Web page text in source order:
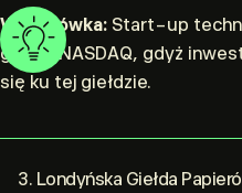
Wskazówka: Start-up
giełdę NASDAQ, gdyż
się ku tej giełdzie.
3. Londyńska Giełda